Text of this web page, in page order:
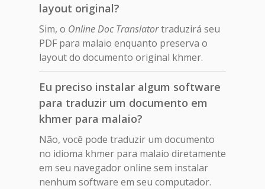
layout original?
Sim, o Online Doc Translatortraduzirá seu
PDF para malaio enquanto preserva o
layout do documento original khmer.
Eu preciso instalar algum software
para traduzir um documento em
khmer para malaio?
Não, você pode traduzir um documento
no idioma khmer para malaio diretamente
em seu navegador online sem instalar
nenhum software em seu computador.